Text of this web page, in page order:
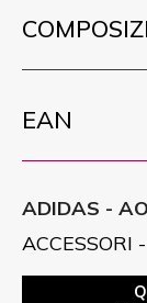
EAN
ADIDAS -
ACCESSORI